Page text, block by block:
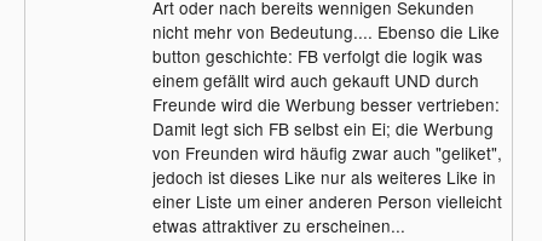
Art oder nach bereits wennigen Sekunden
nicht mehr von Bedeutung.... Ebenso die Like
button geschichte: FB verfolgt die logik was
einem gefällt wird auch gekauft UND durch
Freunde wird die Werbung besser vertrieben:
Damit legt sich FB selbst ein Ei; die Werbung
von Freunden wird häufig zwar auch "geliket",
jedoch ist dieses Like nur als weiteres Like in
einer Liste um einer anderen Person vielleicht
etwas attraktiver zu erscheinen...